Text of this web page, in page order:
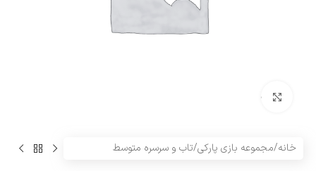
بزرگنمایی تصویر
خانه/مجموعه بازی پارکی/تاب و سرسره متوسط